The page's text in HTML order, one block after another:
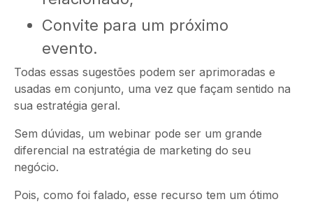
Convite para um próximo
evento.
Todas essas sugestões podem ser aprimoradas e
usadas em conjunto, uma vez que façam sentido na
sua estratégia geral.
Sem dúvidas, um webinar pode ser um grande
diferencial na estratégia de marketing do seu
negócio.
Pois, como foi falado, esse recurso tem um ótimo